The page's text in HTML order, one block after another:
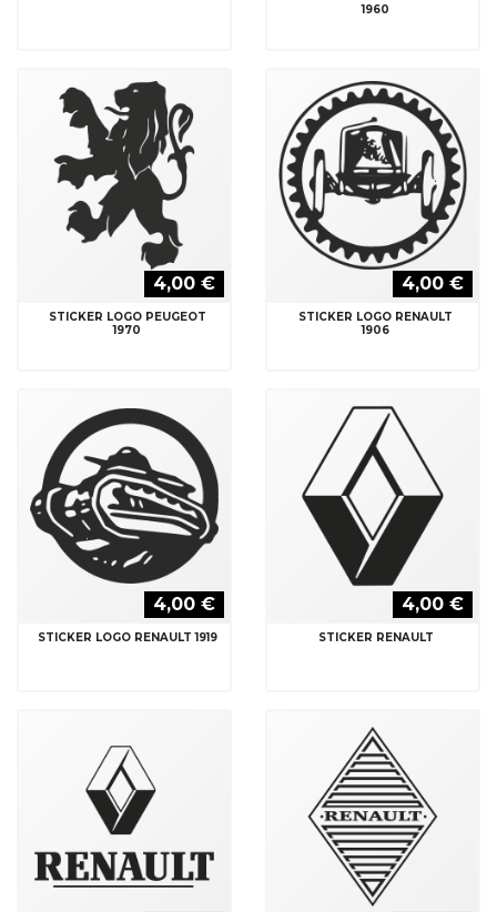
1960
4,00 €
STICKER LOGO PEUGEOT
1970
4,00 €
STICKER LOGO RENAULT
1906
4,00 €
STICKER LOGO RENAULT 1919
4,00 €
STICKER RENAULT